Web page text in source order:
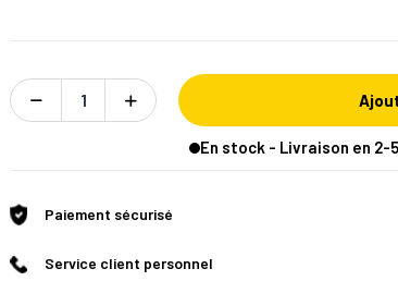
En stock - Livraison en 2-
Paiement sécurisé
Service client personnel